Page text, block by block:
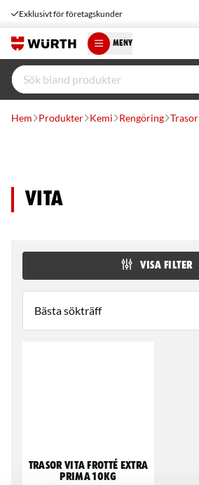
Exklusivt för företagskunder
MENY
Hem Produkter Kemi Rengöring Trasor
Vita
VISA FILTER
Trasor Vita Frotté Extra
Prima 10kg